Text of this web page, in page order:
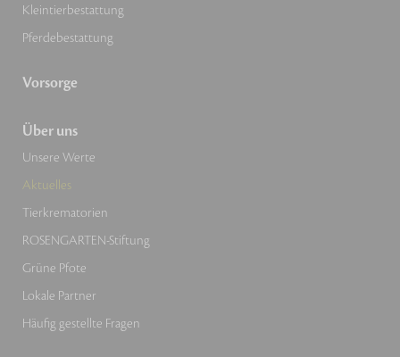
Kleintierbestattung
Pferdebestattung
Vorsorge
Über uns
Unsere Werte
Aktuelles
Tierkrematorien
ROSENGARTEN-Stiftung
Grüne Pfote
Lokale Partner
Häufig gestellte Fragen